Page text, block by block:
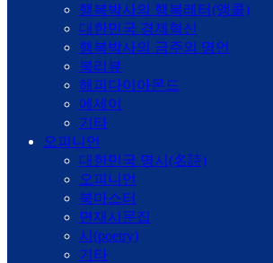
행복박사의 행복레터(앵콜)
대한민국 경제혁신
행복박사의 금주의 명언
북리뷰
해피다이아몬드
에세이
기타
오피니언
대한민국 명시(名詩)
오피니언
북마스터
면재시문집
시(poetry)
기타